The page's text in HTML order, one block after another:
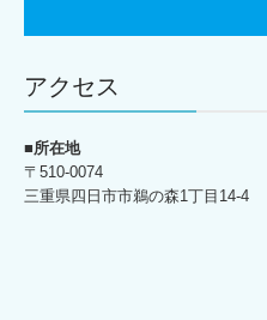
アクセス
■所在地
〒510-0074
三重県四日市市鵜の森1丁目14-4